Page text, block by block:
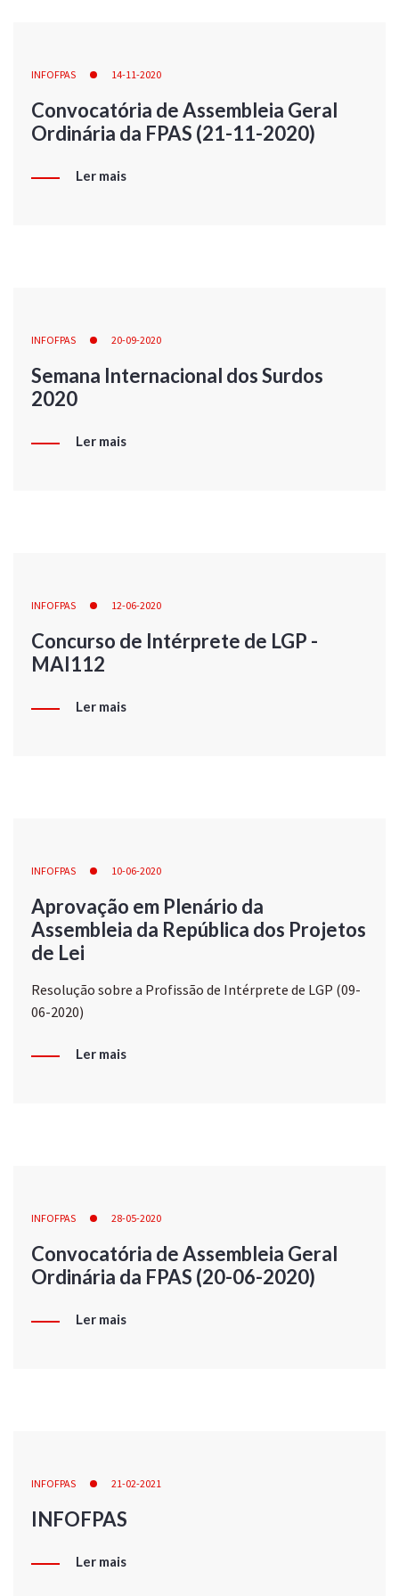
INFOFPAS 14-11-2020
Convocatória de Assembleia Geral
Ordinária da FPAS (21-11-2020)
Ler mais
INFOFPAS 20-09-2020
Semana Internacional dos Surdos
2020
Ler mais
INFOFPAS 12-06-2020
Concurso de Intérprete de LGP -
MAI112
Ler mais
INFOFPAS 10-06-2020
Aprovação em Plenário da
Assembleia da República dos Projetos
de Lei
Resolução sobre a Profissão de Intérprete de LGP (09-
06-2020)
Ler mais
INFOFPAS 28-05-2020
Convocatória de Assembleia Geral
Ordinária da FPAS (20-06-2020)
Ler mais
INFOFPAS 21-02-2021
INFOFPAS
Ler mais